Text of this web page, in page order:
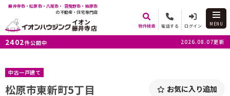
藤井寺市・松原市・八尾市・ 羽曳野市・柏原市
の不動産・住宅専門店
イオン
藤井寺店 物件検索 電話する ログイン MENU
2402件公開中 2026.08.07更新
中古一戸建て
松原市東新町5丁目 お気に入り追加